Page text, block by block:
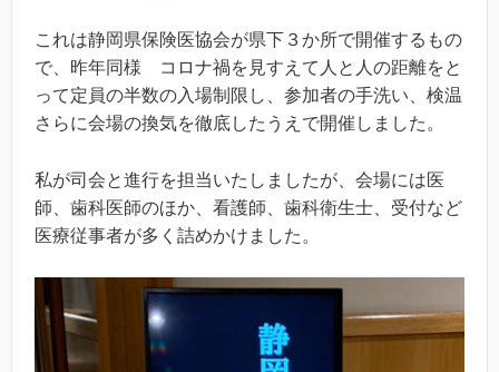
これは静岡県保険医協会が県下３か所で開催するもの
で、昨年同様 コロナ禍を見すえて人と人の距離をと
って定員の半数の入場制限し、参加者の手洗い、検温
さらに会場の換気を徹底したうえで開催しました。
私が司会と進行を担当いたしましたが、会場には医
師、歯科医師のほか、看護師、歯科衛生士、受付など
医療従事者が多く詰めかけました。